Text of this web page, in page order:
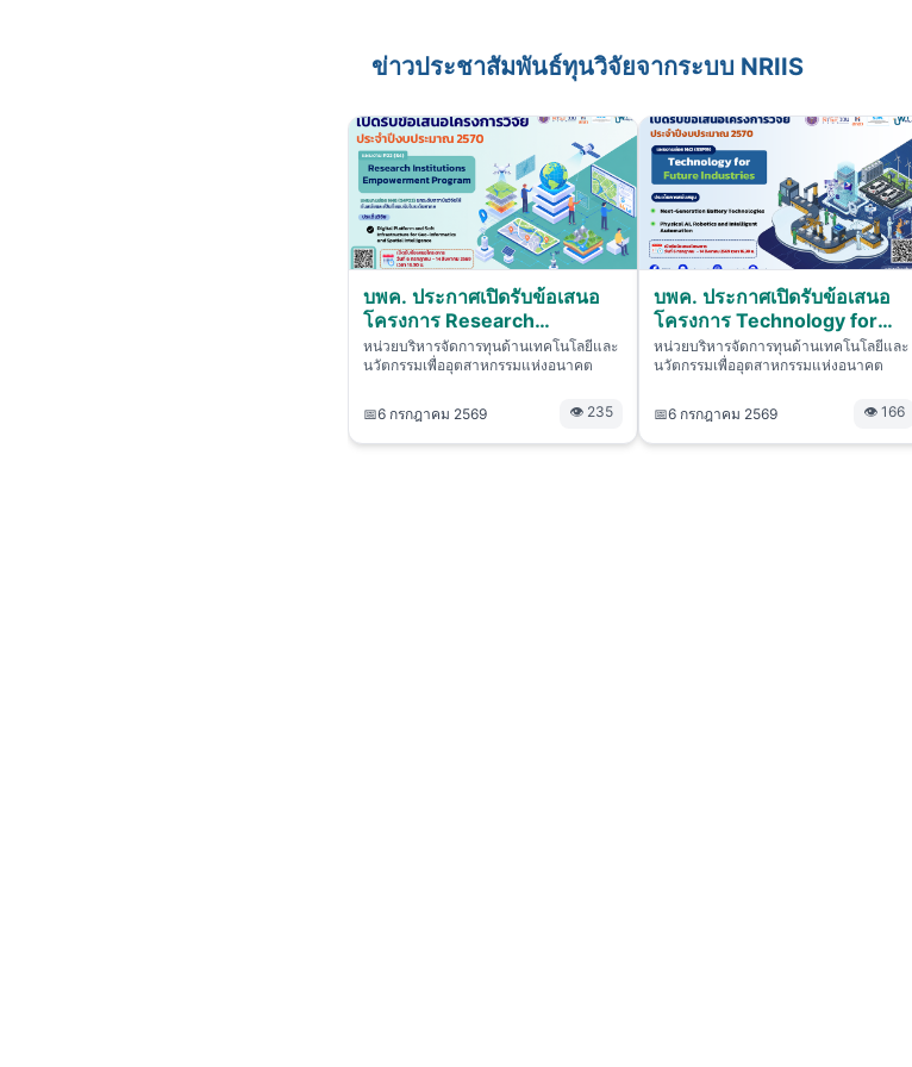
ข่าวประชาสัมพันธ์ทุนวิจัยจากระบบ NRIIS
บพค. ประกาศเปิดรับข้อเสนอ
โครงการ Research
Institutions Empowerment
Program ประจำปีงบประมาณ
หน่วยบริหารจัดการทุนด้านเทคโนโลยีและ
นวัตกรรมเพื่ออุตสาหกรรมแห่งอนาคต
📅6 กรกฎาคม 2569 👁 235
บพค. ประกาศเปิดรับข้อเสนอ
โครงการ Technology for
Future Industries ประจำ
ปีงบประมาณ 2570...
หน่วยบริหารจัดการทุนด้านเทคโนโลยีและ
นวัตกรรมเพื่ออุตสาหกรรมแห่งอนาคต
📅6 กรกฎาคม 2569 👁 166